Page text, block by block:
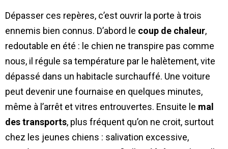
Dépasser ces repères, c’est ouvrir la porte à trois
ennemis bien connus. D’abord le coup de chaleur,
redoutable en été : le chien ne transpire pas comme
nous, il régule sa température par le halètement, vite
dépassé dans un habitacle surchauffé. Une voiture
peut devenir une fournaise en quelques minutes,
même à l’arrêt et vitres entrouvertes. Ensuite le mal
des transports, plus fréquent qu’on ne croit, surtout
chez les jeunes chiens : salivation excessive,